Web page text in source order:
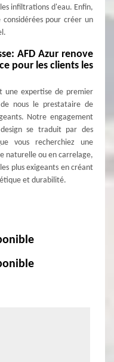
infiltrations d'eau. Enfin,
pour créer un
AFD Azur renove
pour les clients les
une expertise de premier
nous le prestataire de
Notre engagement
se traduit par des
vous recherchiez une
naturelle ou en carrelage,
plus exigeants en créant
et durabilité.